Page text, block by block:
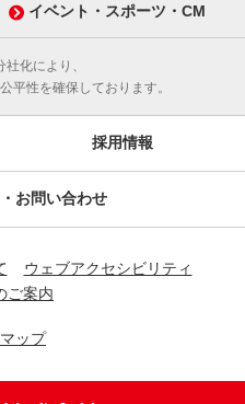
イベント・スポーツ・CM
化により、
平性を確保しております。
採用情報
お問い合わせ
ウェブアクセシビリティ
ご案内
ップ